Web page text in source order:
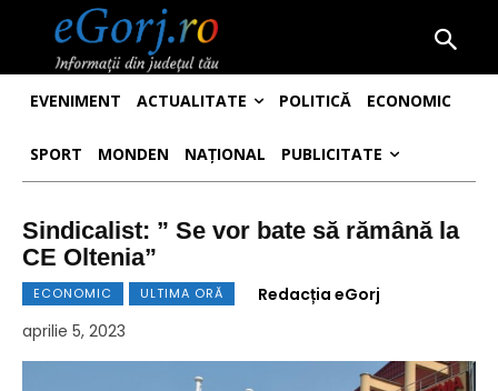
EVENIMENT ACTUALITATE POLITICĂ ECONOMIC
SPORT MONDEN NAȚIONAL PUBLICITATE
Sindicalist: ” Se vor bate să rămână la
CE Oltenia”
ECONOMIC ULTIMA ORĂ
Redacția eGorj
aprilie 5, 2023